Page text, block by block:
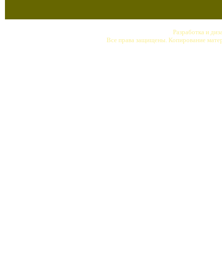
Разработка и
Все права защищены. Копирование